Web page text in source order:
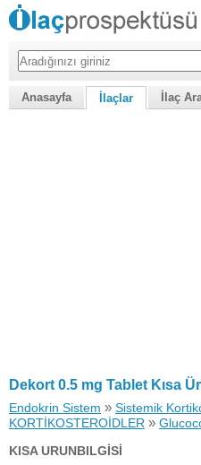
Anasayfa İlaçlar İlaç
Dekort 0.5 mg Tablet Kısa
Endokrin Sistem » Sistemik
KORTİKOSTEROİDLER »
KISA URUNBILGİSİ